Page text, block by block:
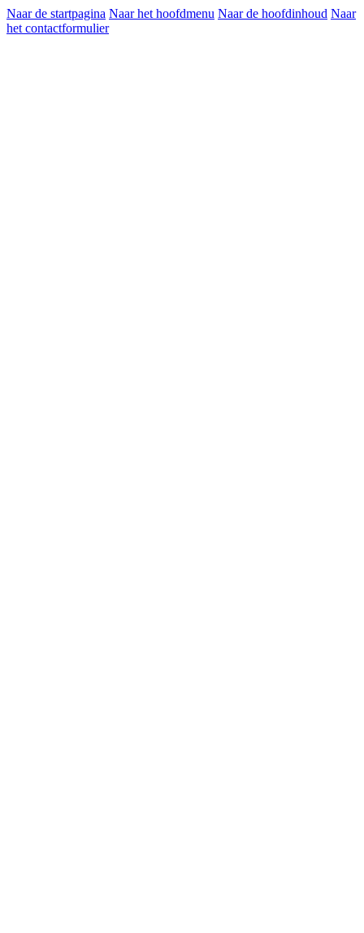
Naar de startpagina Naar het hoofdmenu Naar de hoofdinhoud Naar
het contactformulier